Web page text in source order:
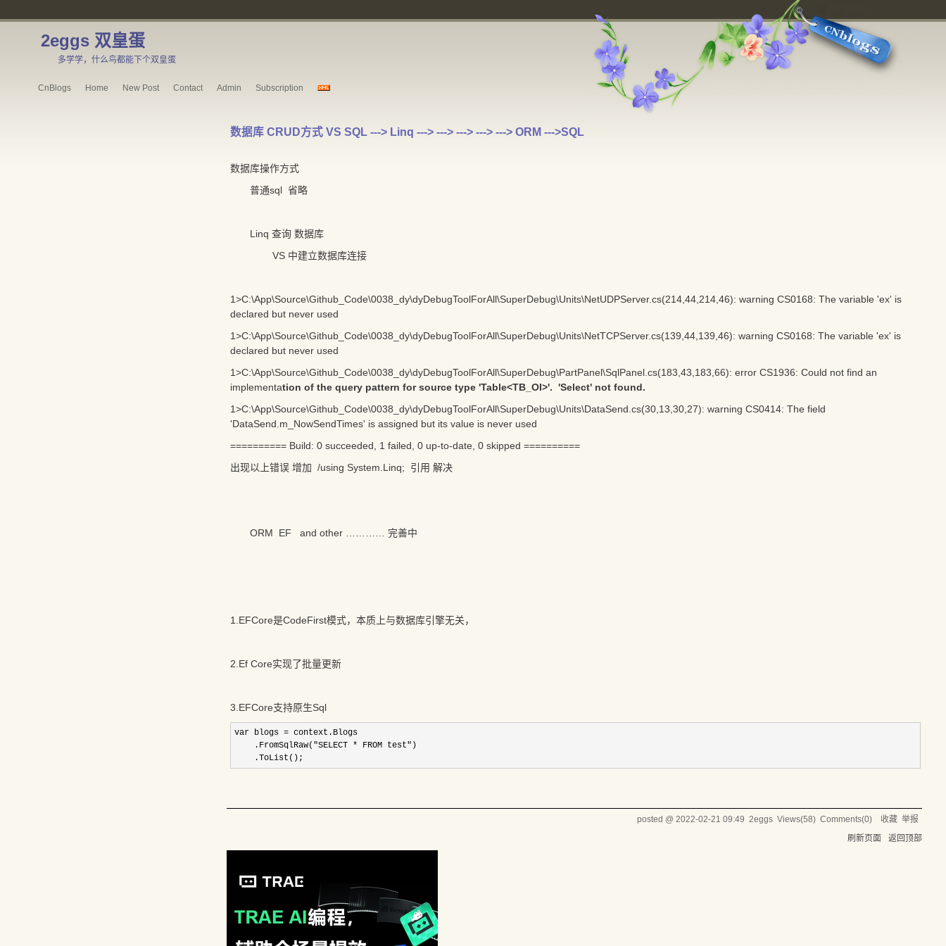
2eggs 双皇蛋
多学学，什么鸟都能下个双皇蛋
CnBlogs Home New Post Contact Admin Subscription
数据库 CRUD方式 VS SQL ---> Linq ---> ---> ---> ---> ---> ORM --->SQL
数据库操作方式
普通sql 省略
Linq 查询 数据库
VS 中建立数据库连接
1>C:\App\Source\Github_Code\0038_dy\dyDebugToolForAll\SuperDebug\Units\NetUDPServer.cs(214,44,214,46): warning CS0168: The variable 'ex' is
declared but never used
1>C:\App\Source\Github_Code\0038_dy\dyDebugToolForAll\SuperDebug\Units\NetTCPServer.cs(139,44,139,46): warning CS0168: The variable 'ex' is
declared but never used
1>C:\App\Source\Github_Code\0038_dy\dyDebugToolForAll\SuperDebug\PartPanel\SqlPanel.cs(183,43,183,66): error CS1936: Could not find an
implementation of the query pattern for source type 'Table<TB_OI>'. 'Select' not found.
1>C:\App\Source\Github_Code\0038_dy\dyDebugToolForAll\SuperDebug\Units\DataSend.cs(30,13,30,27): warning CS0414: The field
'DataSend.m_NowSendTimes' is assigned but its value is never used
========== Build: 0 succeeded, 1 failed, 0 up-to-date, 0 skipped ==========
出现以上错误 增加 /using System.Linq; 引用 解决
ORM EF and other ………… 完善中
1.EFCore是CodeFirst模式，本质上与数据库引擎无关，
2.Ef Core实现了批量更新
3.EFCore支持原生Sql
var blogs = context.Blogs
    .FromSqlRaw("SELECT * FROM test")
    .ToList();
posted @2022-02-21 09:49 2eggs Views(58) Comments(0) 收藏 举报
刷新页面
返回顶部